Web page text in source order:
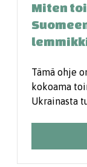
Miten
Tämä ohje
kokoama
Ukrainasta